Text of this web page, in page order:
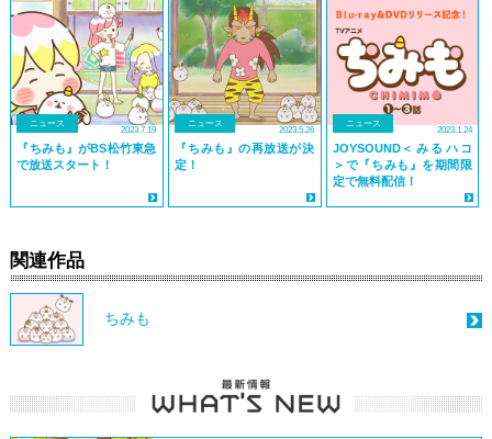
ニュース
2023.7.19
『ちみも』がBS松竹東急
で放送スタート！
ニュース
2023.5.26
『ちみも』の再放送が決
定！
ニュース
2023.1.24
JOYSOUND＜みるハコ
＞で『ちみも』を期間限
定で無料配信！
関連作品
ちみも